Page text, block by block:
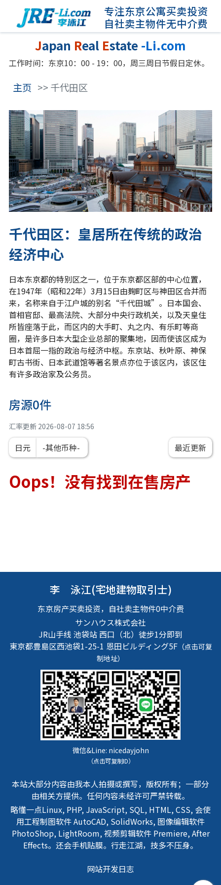
专注东京公寓买卖投资
自社卖主物件无中介费
Japan Real Estate -Li.com
工作时间：东京10：00 - 19：00，周三周日节假日定休。
主页 >> 千代田区
千代田区：皇居所在传统的政治
经济中心
日本东京都的特别区之一，位于东京都区部的中心位置，
在1947年（昭和22年）3月15日由麹町区与神田区合并而
来，名称来自于江户城的别名“千代田城”。日本国会、
首相官邸、最高法院、大部分中央行政机关，以及天皇住
所皆座落于此，而区内的大手町、丸之内、有乐町等商
圈，是许多日本大型企业总部的聚集地，因而使该区成为
日本首屈一指的政治与经济中枢。东京站、秋叶原、神保
町古书街、日本武道馆等著名景点亦位于该区内，该区住
有许多政治家及公务员。
房源0件
汇率更新 2026-08-07 18:56
日元
Oops！没有找到在售房产
李 泳江(宅地建物取引士)
东京房产买卖投资，自社卖主物件0中介费
サンハウス株式会社
JR山手线 池袋站 西口（北）徒步1分即到
東京都豊島区西池袋1-25-1 恩田ビルディング5F（点击可复
制地址）
微信&Line: nicedayjohn
（点击可复制ID）
本站大部分内容由我本人拍摄或撰写，版权所有；一部分
由相关方提供。任何内容未经许可严禁转载。
略懂一点Linux, PHP, JavaScript, SQL, HTML, CSS, 会使
用工程制图软件 AutoCAD, SolidWorks, 图像编辑软件
PhotoShop, LightRoom, 视频剪辑软件 Premiere, After
Effects。还会手机贴膜。行走江湖，技多不压身。
网站开发日志